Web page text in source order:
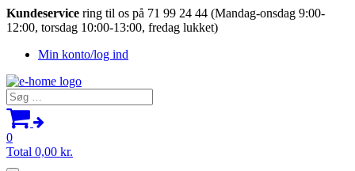
Kundeservice ring til os på 71 99 24 44 (Mandag-onsdag 9:00-
12:00, torsdag 10:00-13:00, fredag lukket)
Min konto/log ind
Søg
efter:
0
Total 0,00 kr.